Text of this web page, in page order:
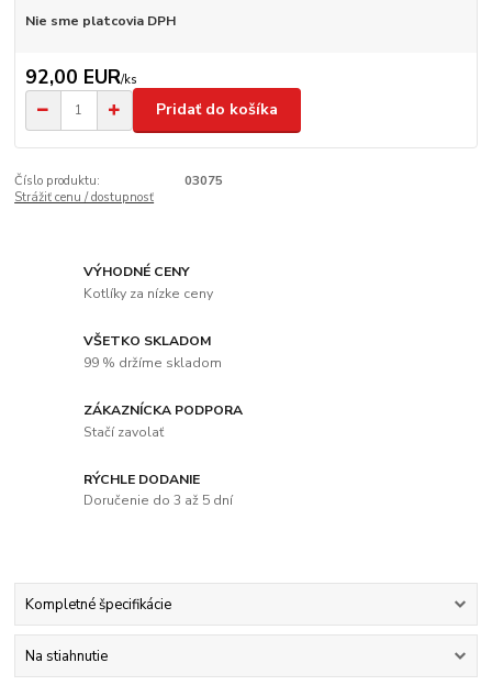
Nie sme platcovia DPH
92,00 EUR/ks
Pridať do košíka
Číslo produktu:
03075
Strážiť cenu / dostupnosť
VÝHODNÉ CENY
Kotlíky za nízke ceny
VŠETKO SKLADOM
99 % držíme skladom
ZÁKAZNÍCKA PODPORA
Stačí zavolať
RÝCHLE DODANIE
Doručenie do 3 až 5 dní
Kompletné špecifikácie
Na stiahnutie